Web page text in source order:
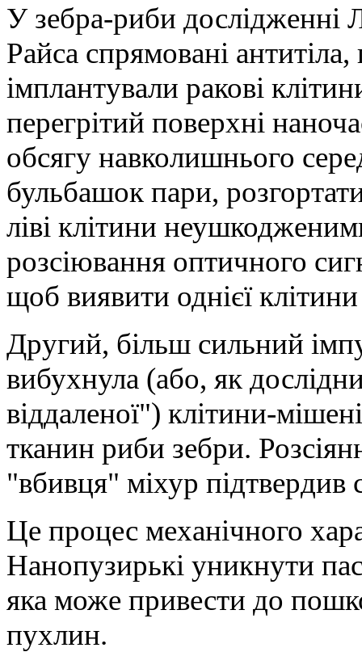
У зебра-риби дослідженні
Райса спрямовані
імплантували ракові
перегрітий поверхні
обсягу навколишнього
бульбашок пари,
ліві клітини
розсіювання оптичного
щоб виявити однієї
Другий, більш сильний
вибухнула (або, як
віддаленої") клітини-
тканин риби зебри.
"вбивця" міхур підтвердив
Це процес механічного
Нанопузирькі уникнути
яка може привести до
пухлин.